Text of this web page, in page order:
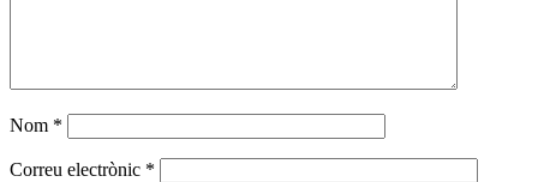
Nom *
Correu electrònic *